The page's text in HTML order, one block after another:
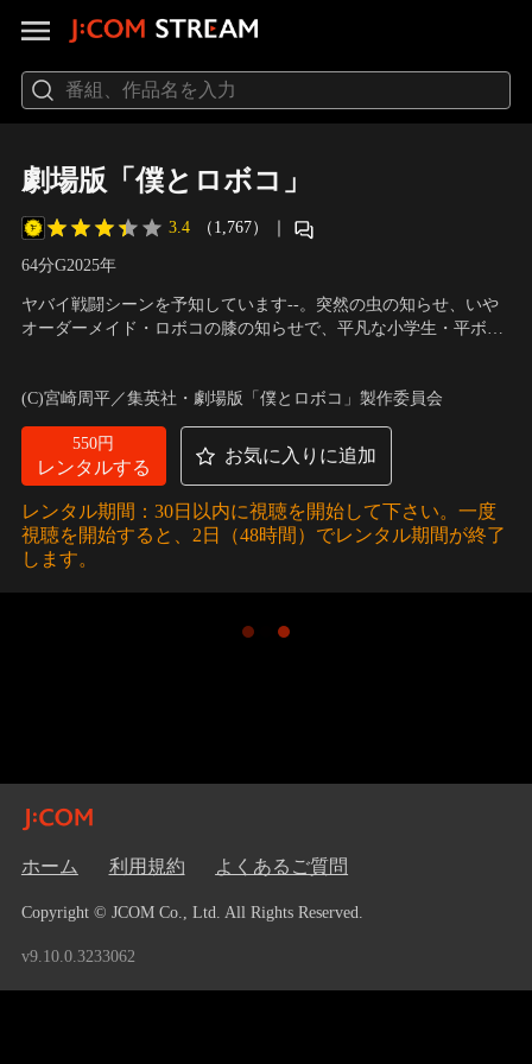
劇場版「僕とロボコ」
3.4 （1,767） ｜
64分G2025年
ヤバイ戦闘シーンを予知しています--。突然の虫の知らせ、いや
オーダーメイド・ロボコの膝の知らせで、平凡な小学生・平ボン
格SFアクション、ラブコメ、昭和ギャグ漫画と全く別の世界線＝
マルチバースで活躍する様々なロボコたちだった。
オ）
(C)宮崎周平／集英社・劇場版「僕とロボコ」製作委員会
550円
レンタルする
お気に入りに追加
レンタル期間：30日以内に視聴を開始して下さい。一度
視聴を開始すると、2日（48時間）でレンタル期間が終了
します。
ホーム 利用規約 よくあるご質問
Copyright © JCOM Co., Ltd. All Rights Reserved.
v9.10.0.3233062